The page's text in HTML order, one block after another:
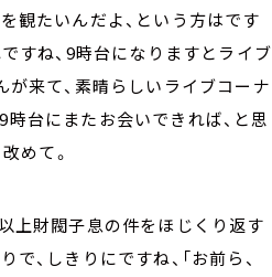
を観たいんだよ、という方はです
すね、9時台になりますとライブ
来て、素晴らしいライブコーナ
台にまたお会いできれば、と思
めて。
上財閥子息の件をほじくり返す
、しきりにですね、「お前ら、